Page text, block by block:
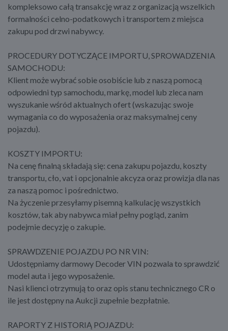
kompleksowo całą transakcję wraz z organizacją wszelkich
formalności celno-podatkowych i transportem z miejsca
zakupu pod drzwi nabywcy.
PROCEDURY DOTYCZĄCE IMPORTU, SPROWADZENIA
SAMOCHODU:
Klient może wybrać sobie osobiście lub z naszą pomocą
odpowiedni typ samochodu, markę, model lub zleca nam
wyszukanie wśród aktualnych ofert (wskazując swoje
wymagania co do wyposażenia oraz maksymalnej ceny
pojazdu).
KOSZTY IMPORTU:
Na cenę finalną składają się: cena zakupu pojazdu, koszty
transportu, cło, vat i opcjonalnie akcyza oraz prowizja dla nas
za naszą pomoc i pośrednictwo.
Na życzenie przesyłamy pisemną kalkulację wszystkich
kosztów, tak aby nabywca miał pełny pogląd, zanim
podejmie decyzję o zakupie.
SPRAWDZENIE POJAZDU PO NR VIN:
Udostępniamy darmowy Decoder VIN pozwala to sprawdzić
model auta i jego wyposażenie.
Nasi klienci otrzymują to oraz opis stanu technicznego CR o
ile jest dostępny na Aukcji zupełnie bezpłatnie.
RAPORTY Z HISTORIĄ POJAZDU: